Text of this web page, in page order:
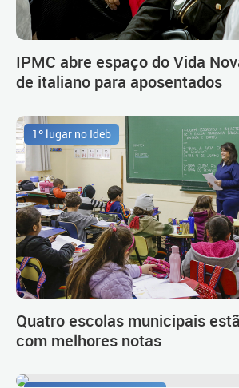
IPMC abre espaço do Vida
de italiano para aposentados
1º lugar no Ideb
Quatro escolas municipais
com melhores notas